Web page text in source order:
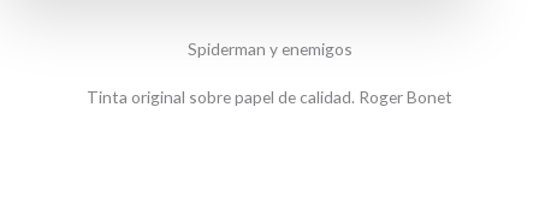
Spiderman y enemigos
Tinta original sobre papel de calidad. Roger Bonet